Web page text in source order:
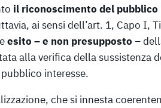
il riconoscimento del pubblico
ai sensi dell’art. 1, Capo I,
esito – e non presupposto –
alla verifica della sussistenza
interesse.
che si innesta